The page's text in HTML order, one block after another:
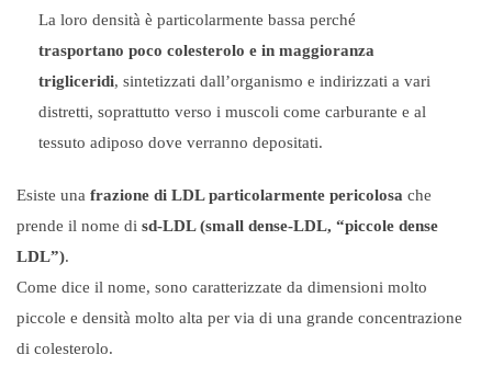
La loro densità è particolarmente bassa perché
trasportano poco colesterolo e in maggioranza
trigliceridi, sintetizzati dall’organismo e indirizzati a vari
distretti, soprattutto verso i muscoli come carburante e al
tessuto adiposo dove verranno depositati.
Esiste una frazione di LDL particolarmente pericolosa che
prende il nome di sd-LDL (small dense-LDL, “piccole dense
LDL”).
Come dice il nome, sono caratterizzate da dimensioni molto
piccole e densità molto alta per via di una grande concentrazione
di colesterolo.